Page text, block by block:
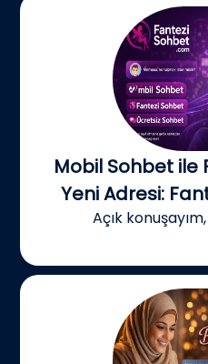
Mobil Sohbet ile
Yeni Adresi:
Açık